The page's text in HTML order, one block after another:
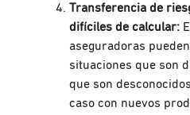
Transferencia de
difíciles de calcular:
aseguradoras
situaciones que son
que son
caso con nuevos